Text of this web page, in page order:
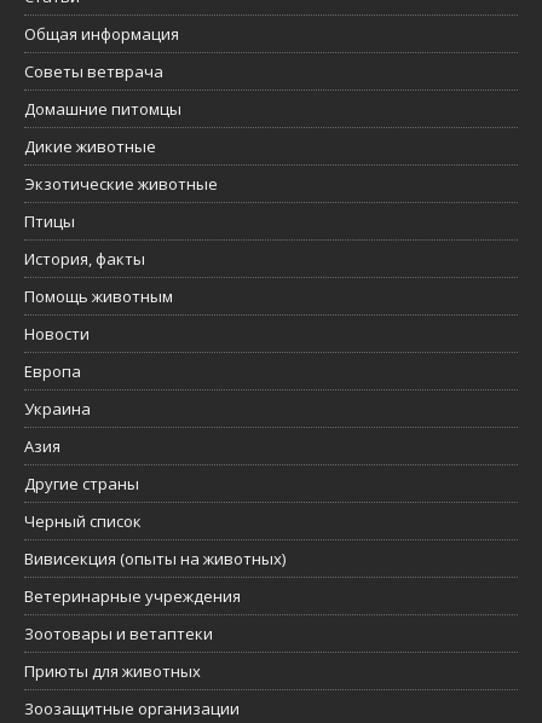
Общая информация
Советы ветврача
Домашние питомцы
Дикие животные
Экзотические животные
Птицы
История, факты
Помощь животным
Новости
Европа
Украина
Азия
Другие страны
Черный список
Вивисекция (опыты на животных)
Ветеринарные учреждения
Зоотовары и ветаптеки
Приюты для животных
Зоозащитные организации